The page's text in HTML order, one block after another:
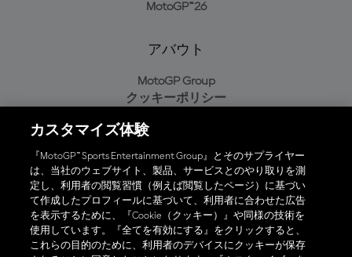
MotoGP™26
アバウト
MotoGP Group
クッキーポリシー
プライバシーポリシー
購入ポリシー
オフィシャルアプリ
カスタマイズ体験
『MotoGP™ Sports Entertainment Group』とそのサプライヤー
は、当社のウェブサイト、製品、サービスとのやり取りを測
定し、利用者の閲覧習慣（例えば閲覧したページ）に基づい
て作成したプロフィールに基づいて、利用者に合わせた広告
を表示するために、『Cookie（クッキー）』や同様の技術を
使用しています。『全てを有効にする』をクリックすると、
これらの目的のために、利用者のデバイスにクッキーが保存